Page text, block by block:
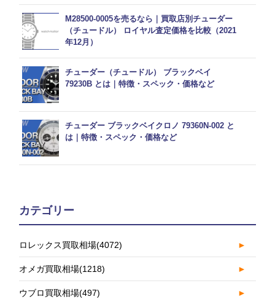
M28500-0005を売るなら｜買取店別チューダー
（チュードル） ロイヤル査定価格を比較（2021
年12月）
チューダー（チュードル） ブラックベイ
79230B とは｜特徴・スペック・価格など
チューダー ブラックベイクロノ 79360N-002 と
は｜特徴・スペック・価格など
カテゴリー
ロレックス買取相場(4072) ►
オメガ買取相場(1218) ►
ウブロ買取相場(497) ►